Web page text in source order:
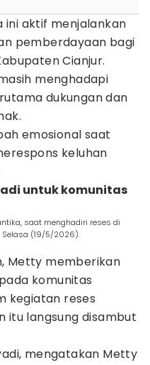
ini aktif menjalankan
pemberdayaan bagi
Cianjur.
menghadapi
dukungan dan
emosional saat
keluhan
untuk komunitas
saat menghadiri reses di
Selasa (19/5/2026).
Metty memberikan
komunitas
kegiatan reses
itu langsung disambut
mengatakan Metty